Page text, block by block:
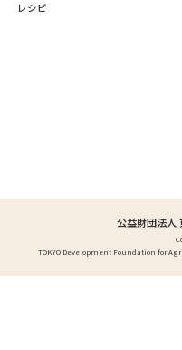
レシピ
公益財団法人
TOKYO Development Foundation for